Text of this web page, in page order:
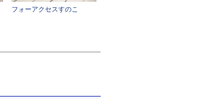
フォーアクセスすのこ